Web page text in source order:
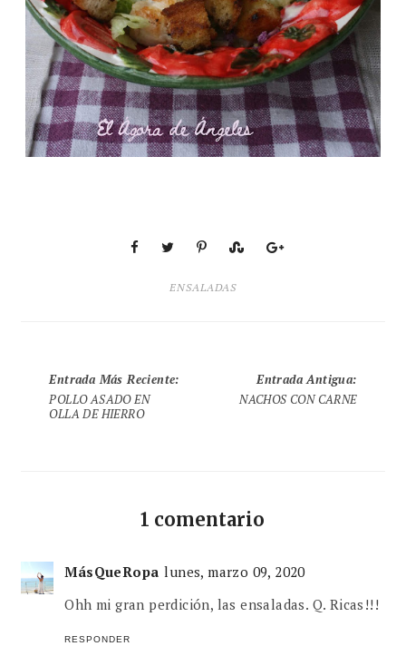
ENSALADAS
Entrada Más Reciente:
POLLO ASADO EN
OLLA DE HIERRO
Entrada Antigua:
NACHOS CON CARNE
1 comentario
MásQueRopa lunes, marzo 09, 2020
Ohh mi gran perdición, las ensaladas. Q. Ricas!!!
RESPONDER